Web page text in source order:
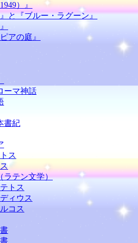
）』
と『ブルー・ラグーン』
アの庭』
ーマ神話
書紀
ス
ラテン文学）
トス
ィウス
コス